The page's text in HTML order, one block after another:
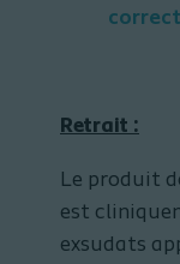
Retrait :
Le produit
est
exsudats